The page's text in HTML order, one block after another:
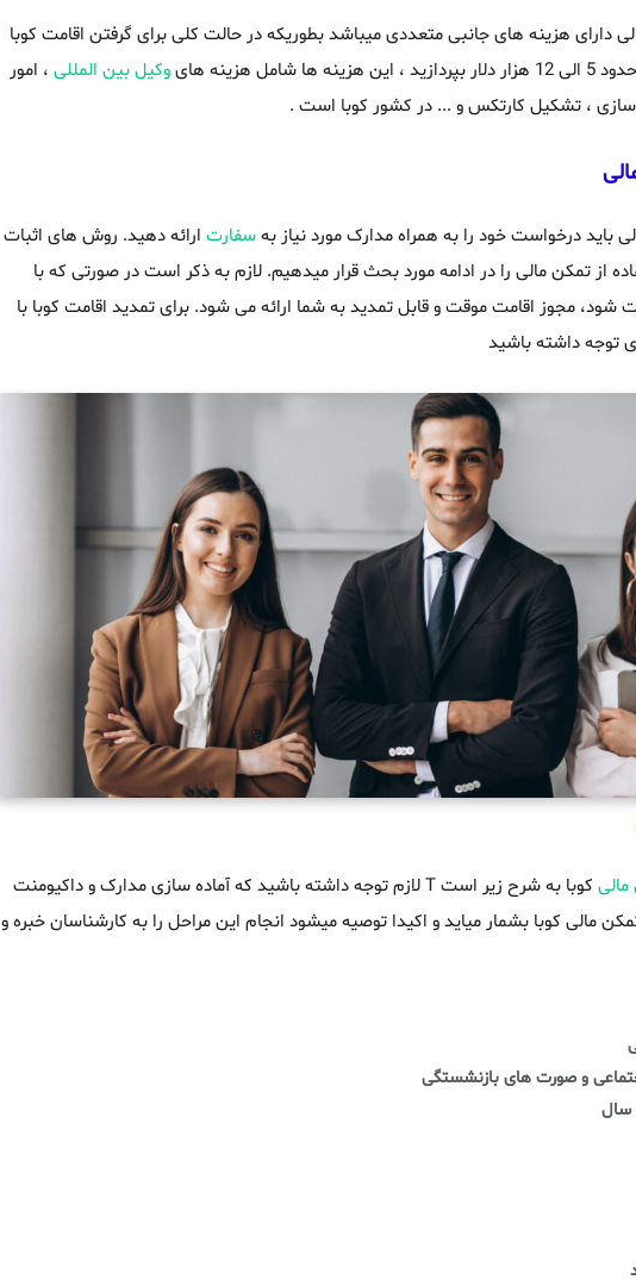
دارای هزینه های جانبی متعددی میباشد بطوریکه در حالت کلی برای گرفتن اقامت کوبا
هزینه های
وکیل بین المللی ، امور
سازی ، تشکیل کارتکس و ... در کشور کوبا است .
باید درخواست خود را به همراه مدارک مورد نیاز بهسفارت ارائه دهید. روش های اثبات
از تمکن مالی را در ادامه مورد بحث قرار میدهیم. لازم به ذکر است در صورتی که با
مجوز اقامت موقت و قابل تمدید به شما ارائه می شود. برای تمدید اقامت کوبا با
توجه داشته باشید
مالی
کوبا به شرح زیر است T لازم توجه داشته باشید که آماده سازی مدارک و داکیومنت
مالی کوبا بشمار میاید و اکیدا توصیه میشود انجام این مراحل را به کارشناسان خبره و
و صورت های بازنشستگی
سال